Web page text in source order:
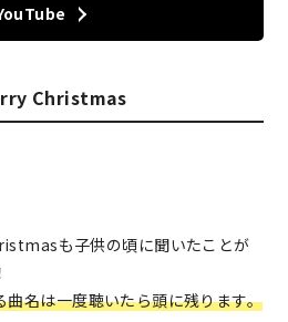
Christmas
も子供の頃に聞いたことが
名は一度聴いたら頭に残ります。